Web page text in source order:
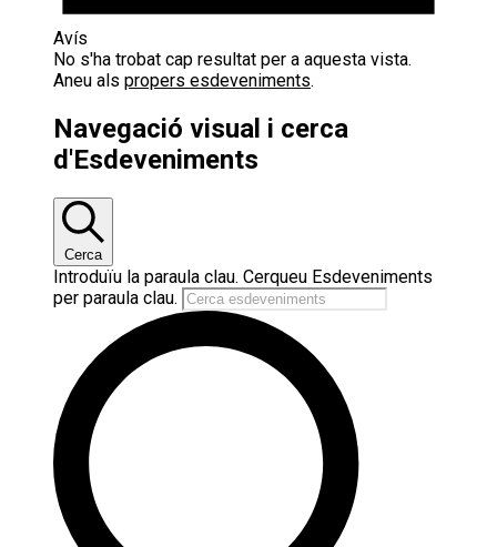
Avís
No s'ha trobat cap resultat per a aquesta vista.
Aneu als propers esdeveniments.
Navegació visual i cerca
d'Esdeveniments
Cerca
Introduïu la paraula clau. Cerqueu Esdeveniments
per paraula clau.